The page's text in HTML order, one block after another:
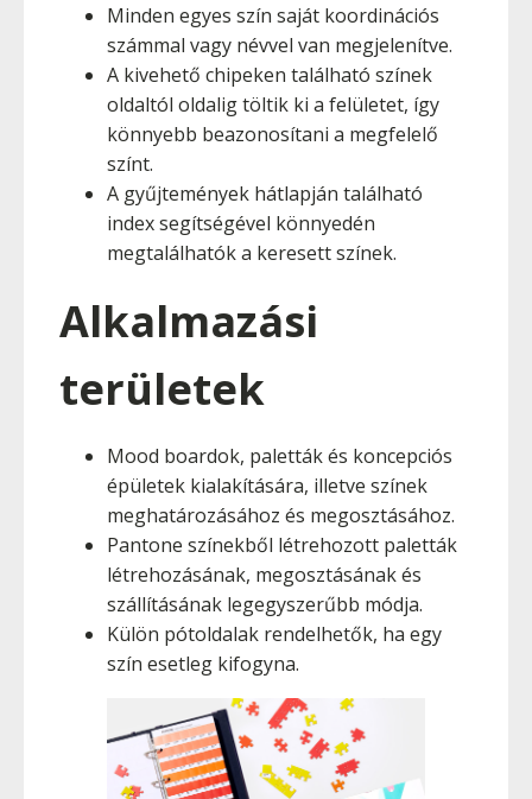
Minden egyes szín saját koordinációs
számmal vagy névvel van megjelenítve.
A kivehető chipeken található színek
oldaltól oldalig töltik ki a felületet, így
könnyebb beazonosítani a megfelelő
színt.
A gyűjtemények hátlapján található
index segítségével könnyedén
megtalálhatók a keresett színek.
Alkalmazási
területek
Mood boardok, paletták és koncepciós
épületek kialakítására, illetve színek
meghatározásához és megosztásához.
Pantone színekből létrehozott paletták
létrehozásának, megosztásának és
szállításának legegyszerűbb módja.
Külön pótoldalak rendelhetők, ha egy
szín esetleg kifogyna.